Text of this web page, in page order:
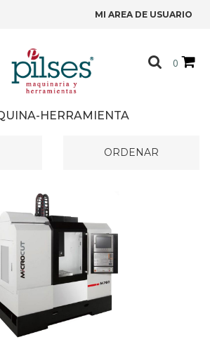
MI AREA DE USUARIO
0
HERRAMIENTA
ORDENAR